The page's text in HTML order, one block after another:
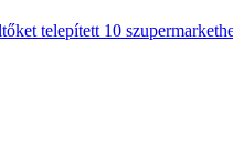
telepített 10